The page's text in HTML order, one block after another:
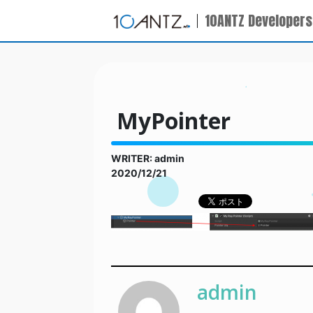
10ANTZ
MyPointer
WRITER: admin
2020/12/21
admin